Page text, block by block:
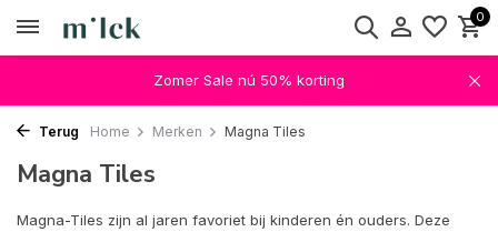
0
Zomer Sale nú 50% korting
Terug Home Merken Magna Tiles
Magna Tiles
Magna-Tiles zijn al jaren favoriet bij kinderen én ouders. Deze